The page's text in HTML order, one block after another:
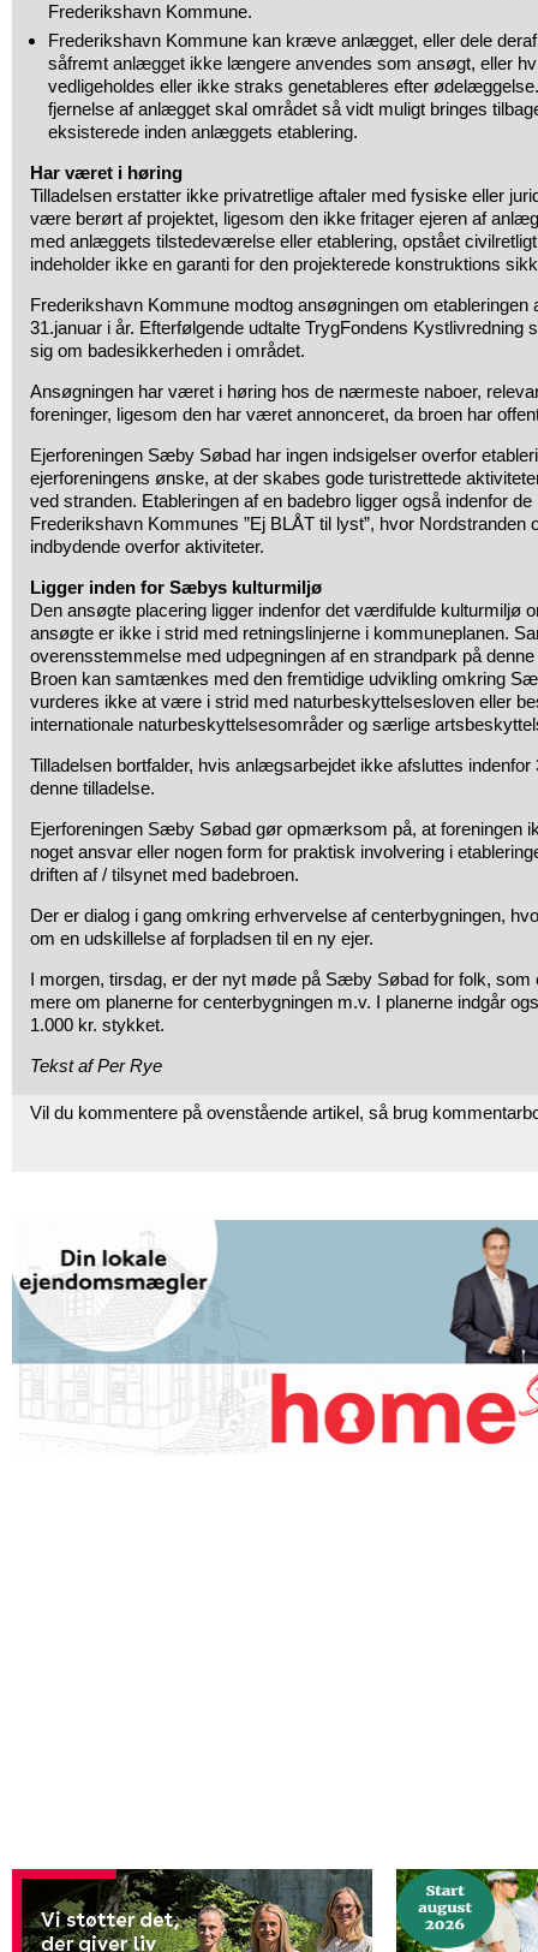
Frederikshavn Kommune.
Frederikshavn Kommune kan kræve anlægget, eller dele
såfremt anlægget ikke længere anvendes som ansøgt, eller
vedligeholdes eller ikke straks genetableres efter
fjernelse af anlægget skal området så vidt muligt bringes
eksisterede inden anlæggets etablering.
Har været i høring
Tilladelsen erstatter ikke privatretlige aftaler med fysiske eller
være berørt af projektet, ligesom den ikke fritager ejeren af
med anlæggets tilstedeværelse eller etablering, opstået
indeholder ikke en garanti for den projekterede konstruktions
Frederikshavn Kommune modtog ansøgningen om etableringen
31.januar i år. Efterfølgende udtalte TrygFondens Kystlivredning
sig om badesikkerheden i området.
Ansøgningen har været i høring hos de nærmeste naboer,
foreninger, ligesom den har været annonceret, da broen har
Ejerforeningen Sæby Søbad har ingen indsigelser overfor
ejerforeningens ønske, at der skabes gode turistrettede
ved stranden. Etableringen af en badebro ligger også indenfor
Frederikshavn Kommunes ”Ej BLÅT til lyst”, hvor Nordstranden
indbydende overfor aktiviteter.
Ligger inden for Sæbys kulturmiljø
Den ansøgte placering ligger indenfor det værdifulde kulturmiljø
ansøgte er ikke i strid med retningslinjerne i kommuneplanen.
overensstemmelse med udpegningen af en strandpark på
Broen kan samtænkes med den fremtidige udvikling omkring
vurderes ikke at være i strid med naturbeskyttelsesloven eller
internationale naturbeskyttelsesområder og særlige
Tilladelsen bortfalder, hvis anlægsarbejdet ikke afsluttes indenfor
denne tilladelse.
Ejerforeningen Sæby Søbad gør opmærksom på, at foreningen
noget ansvar eller nogen form for praktisk involvering i
driften af / tilsynet med badebroen.
Der er dialog i gang omkring erhvervelse af centerbygningen,
om en udskillelse af forpladsen til en ny ejer.
I morgen, tirsdag, er der nyt møde på Sæby Søbad for folk, som
mere om planerne for centerbygningen m.v. I planerne indgår
1.000 kr. stykket.
Tekst af Per Rye
Vil du kommentere på ovenstående artikel, så brug